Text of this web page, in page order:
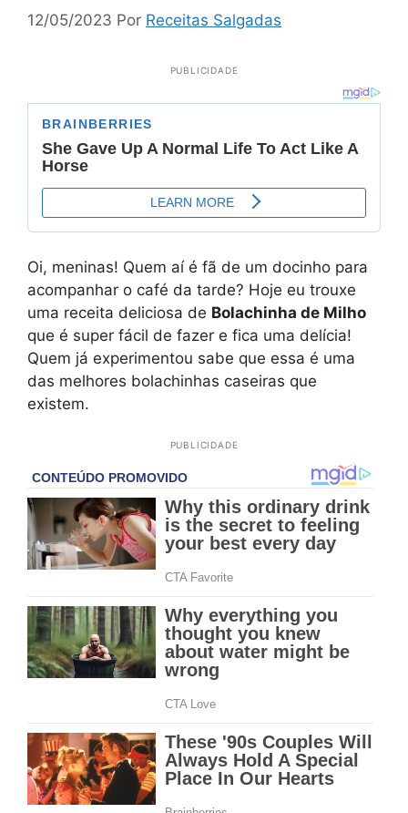
12/05/2023 Por Receitas Salgadas
PUBLICIDADE
Oi, meninas! Quem aí é fã de um docinho para
acompanhar o café da tarde? Hoje eu trouxe
uma receita deliciosa de Bolachinha de Milho
que é super fácil de fazer e fica uma delícia!
Quem já experimentou sabe que essa é uma
das melhores bolachinhas caseiras que
existem.
PUBLICIDADE